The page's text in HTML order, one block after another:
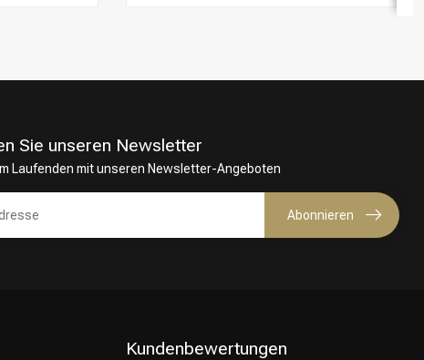
Sie unseren Newsletter
Laufenden mit unseren Newsletter-Angeboten
Abonnieren
Kundenbewertungen